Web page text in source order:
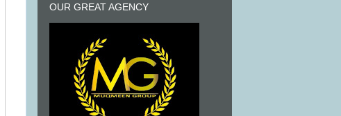
OUR GREAT AGENCY